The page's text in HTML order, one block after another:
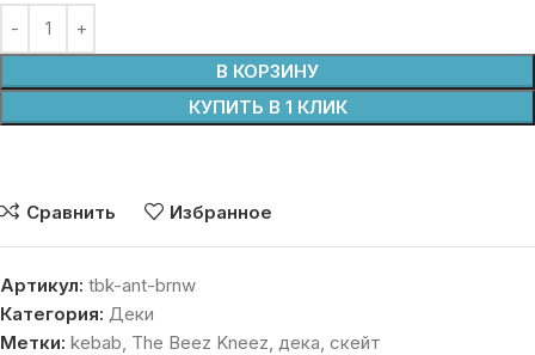
В КОРЗИНУ
КУПИТЬ В 1 КЛИК
Сравнить Избранное
Артикул: tbk-ant-brnw
Категория: Деки
Метки: kebab, The Beez Kneez, дека, скейт